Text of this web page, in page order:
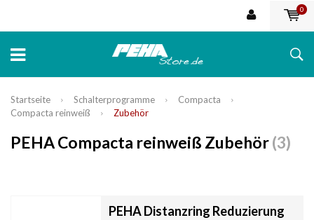
0
Startseite Schalterprogramme
Compacta
Compacta reinweiß
Zubehör
PEHA Compacta reinweiß Zubehör(3)
PEHA Distanzring Reduzierung